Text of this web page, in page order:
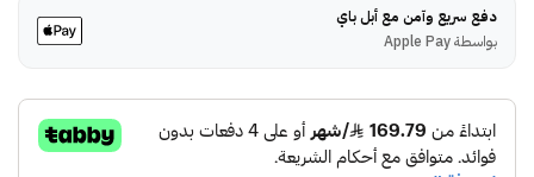
دفع سريع وآمن مع أبل باي
بواسطة Apple Pay